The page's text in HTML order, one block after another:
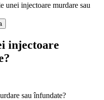
unei injectoare murdare sau
injectoare
sau înfundate?